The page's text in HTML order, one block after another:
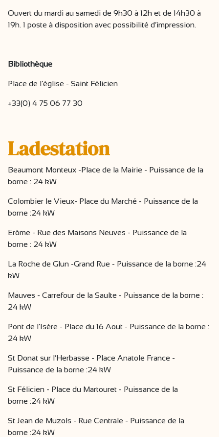
Ouvert du mardi au samedi de 9h30 à 12h et de 14h30 à
19h. 1 poste à disposition avec possibilité d’impression.
Bibliothèque
Place de l’église - Saint Félicien
+33(0) 4 75 06 77 30
Ladestation
Beaumont Monteux -Place de la Mairie - Puissance de la
borne : 24 kW
Colombier le Vieux- Place du Marché - Puissance de la
borne :24 kW
Erôme - Rue des Maisons Neuves - Puissance de la
borne : 24 kW
La Roche de Glun -Grand Rue - Puissance de la borne :24
kW
Mauves - Carrefour de la Saulte - Puissance de la borne :
24 kW
Pont de l’Isère - Place du 16 Aout - Puissance de la borne :
24 kW
St Donat sur l’Herbasse - Place Anatole France -
Puissance de la borne :24 kW
St Félicien - Place du Martouret - Puissance de la
borne :24 kW
St Jean de Muzols - Rue Centrale - Puissance de la
borne :24 kW